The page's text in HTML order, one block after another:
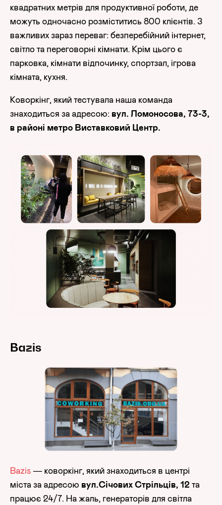
квадратних метрів для продуктивної роботи, де
можуть одночасно розміститись 800 клієнтів. З
важливих зараз переваг: безперебійний інтернет,
світло та переговорні кімнати. Крім цього є
парковка, кімнати відпочинку, спортзал, ігрова
кімната, кухня.
Коворкінг, який тестувала наша команда
знаходиться за адресою: вул. Ломоносова, 73-3,
в районі метро Виставковий Центр.
Bazis
Bazis — коворкінг, який знаходиться в центрі
міста за адресою вул.Січових Стрільців, 12 та
працює 24/7. На жаль, генераторів для світла